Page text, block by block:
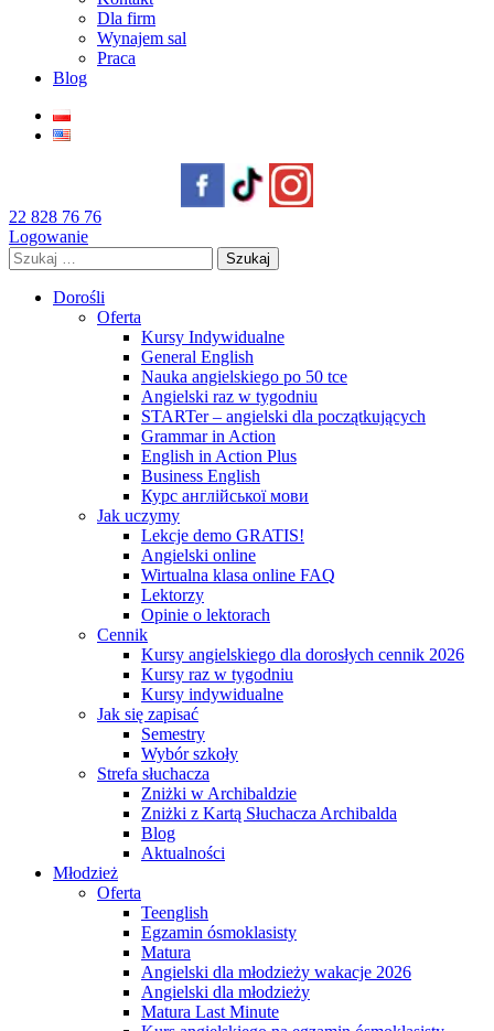
Dla firm
Wynajem sal
Praca
Blog
22 828 76 76
Logowanie
Szukaj:
Dorośli
Oferta
Kursy Indywidualne
General English
Nauka angielskiego po 50 tce
Angielski raz w tygodniu
STARTer – angielski dla początkujących
Grammar in Action
English in Action Plus
Business English
Курс англійської мови
Jak uczymy
Lekcje demo GRATIS!
Angielski online
Wirtualna klasa online FAQ
Lektorzy
Opinie o lektorach
Cennik
Kursy angielskiego dla dorosłych cennik 2026
Kursy raz w tygodniu
Kursy indywidualne
Jak się zapisać
Semestry
Wybór szkoły
Strefa słuchacza
Zniżki w Archibaldzie
Zniżki z Kartą Słuchacza Archibalda
Blog
Aktualności
Młodzież
Oferta
Teenglish
Egzamin ósmoklasisty
Matura
Angielski dla młodzieży wakacje 2026
Angielski dla młodzieży
Matura Last Minute